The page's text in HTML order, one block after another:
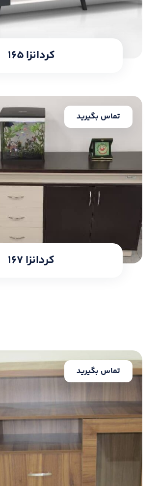
کردانزا ۱۶۵
کردانزا ۱۶۷
تماس بگیرید
تماس بگیرید